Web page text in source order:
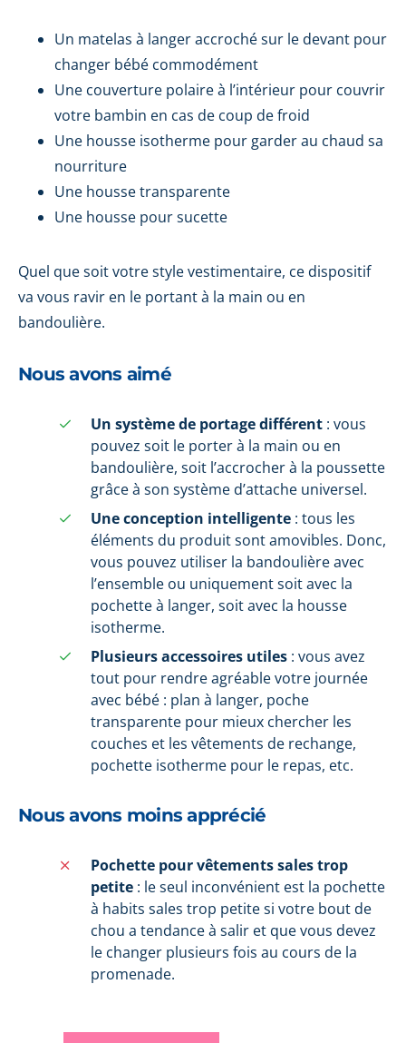
Un matelas à langer accroché sur le devant pour
changer bébé commodément
Une couverture polaire à l’intérieur pour couvrir
votre bambin en cas de coup de froid
Une housse isotherme pour garder au chaud sa
nourriture
Une housse transparente
Une housse pour sucette
Quel que soit votre style vestimentaire, ce dispositif
va vous ravir en le portant à la main ou en
bandoulière.
Nous avons aimé
Un système de portage différent : vous
pouvez soit le porter à la main ou en
bandoulière, soit l’accrocher à la poussette
grâce à son système d’attache universel.
Une conception intelligente : tous les
éléments du produit sont amovibles. Donc,
vous pouvez utiliser la bandoulière avec
l’ensemble ou uniquement soit avec la
pochette à langer, soit avec la housse
isotherme.
Plusieurs accessoires utiles : vous avez
tout pour rendre agréable votre journée
avec bébé : plan à langer, poche
transparente pour mieux chercher les
couches et les vêtements de rechange,
pochette isotherme pour le repas, etc.
Nous avons moins apprécié
Pochette pour vêtements sales trop
petite : le seul inconvénient est la pochette
à habits sales trop petite si votre bout de
chou a tendance à salir et que vous devez
le changer plusieurs fois au cours de la
promenade.